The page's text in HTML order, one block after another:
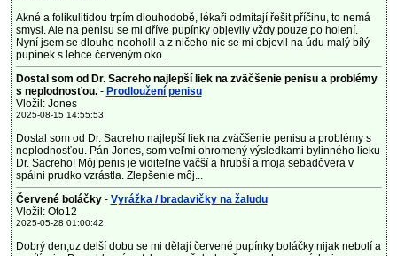
Akné a folikulitidou trpím dlouhodobě, lékaři odmítají řešit příčinu, to nemá
smysl. Ale na penisu se mi dříve pupínky objevily vždy pouze po holení.
Nyní jsem se dlouho neoholil a z ničeho nic se mi objevil na údu malý bílý
pupínek s lehce červeným oko...
Dostal som od Dr. Sacreho najlepší liek na zväčšenie penisu a problémy
s neplodnosťou.- Prodloužení penisu
Vložil: Jones
2025-08-15 14:55:53
Dostal som od Dr. Sacreho najlepší liek na zväčšenie penisu a problémy s
neplodnosťou. Pán Jones, som veľmi ohromený výsledkami bylinného lieku
Dr. Sacreho! Môj penis je viditeľne väčší a hrubší a moja sebadôvera v
spálni prudko vzrástla. Zlepšenie môj...
Červené boláčky - Vyrážka / bradavičky na žaludu
Vložil: Oto12
2025-05-28 01:00:42
Dobrý den,uz delší dobu se mi dělají červené pupínky boláčky nijak nebolí a